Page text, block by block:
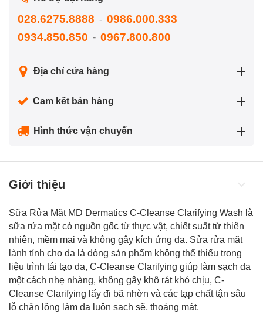
028.6275.8888 - 0986.000.333
0934.850.850 - 0967.800.800
Địa chỉ cửa hàng
Cam kết bán hàng
Hình thức vận chuyển
Giới thiệu
Sữa Rửa Mặt MD Dermatics C-Cleanse Clarifying Wash là
sữa rửa mặt có nguồn gốc từ thực vật, chiết suất từ thiên
nhiên, mềm mại và không gây kích ứng da. Sửa rửa mặt
lành tính cho da là dòng sản phẩm không thể thiếu trong
liệu trình tái tạo da, C-Cleanse Clarifying giúp làm sạch da
một cách nhẹ nhàng, không gây khô rát khó chịu, C-
Cleanse Clarifying lấy đi bã nhờn và các tạp chất tận sâu
lỗ chân lông làm da luôn sạch sẽ, thoáng mát.